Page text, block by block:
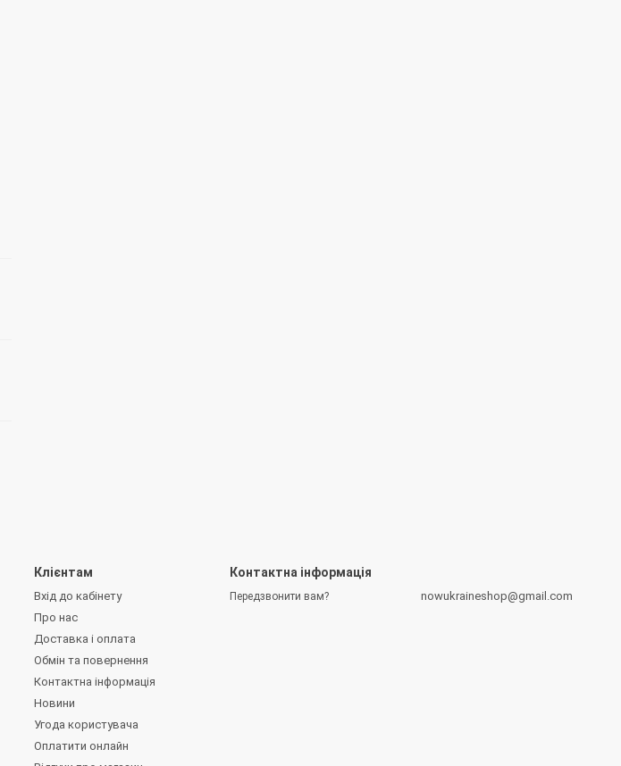
Клієнтам
Вхід до кабінету
Про нас
Доставка і оплата
Обмін та повернення
Контактна інформація
Новини
Угода користувача
Оплатити онлайн
Контактна інформація
Передзвонити вам? nowukraineshop@gmail.com